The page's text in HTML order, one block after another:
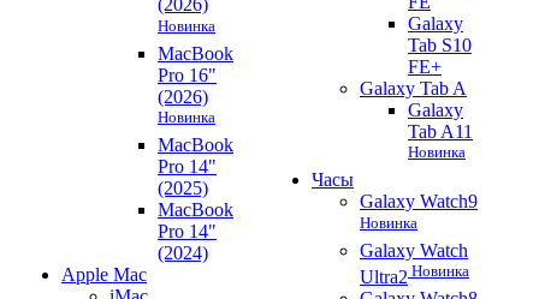
(2026)
Новинка
MacBook
Pro 16"
(2026)
Новинка
MacBook
Pro 14"
(2025)
MacBook
Pro 14"
(2024)
Apple Mac
Galaxy
Tab S10
FE+
Galaxy Tab A
Galaxy
Tab A11
Новинка
Часы
Galaxy Watch9
Новинка
Galaxy Watch
Ultra2 Новинка